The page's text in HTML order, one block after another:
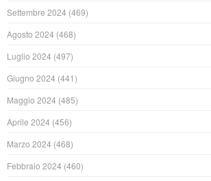
Settembre 2024 (469)
Agosto 2024 (468)
Luglio 2024 (497)
Giugno 2024 (441)
Maggio 2024 (485)
Aprile 2024 (456)
Marzo 2024 (468)
Febbraio 2024 (460)